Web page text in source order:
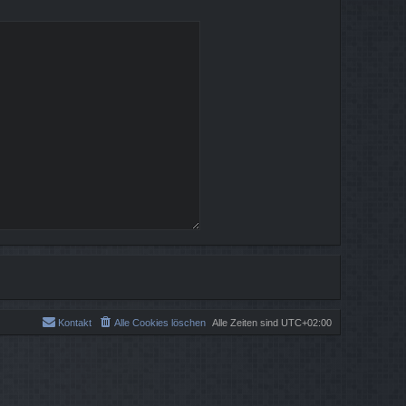
Alle Zeiten sind UTC+02:00
Alle Cookies löschen
Kontakt